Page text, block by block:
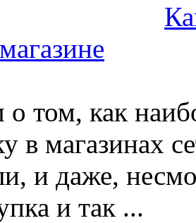
том, как
в магазинах
и даже,
и так ...